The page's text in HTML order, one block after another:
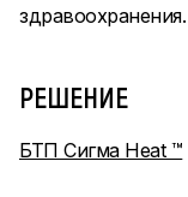
здравоохранения.
РЕШЕНИЕ
БТП Сигма Heat ™